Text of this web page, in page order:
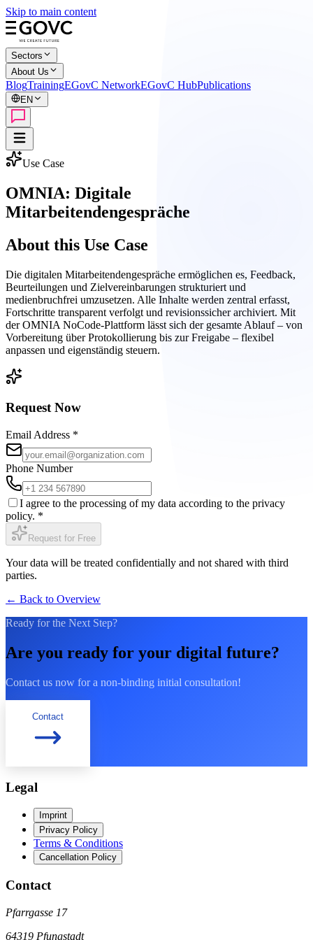
Skip to main content
Sectors
About Us
BlogTrainingEGovC NetworkEGovC HubPublications
EN
Use Case
OMNIA: Digitale
Mitarbeitendengespräche
About this Use Case
Die digitalen Mitarbeitendengespräche ermöglichen es, Feedback,
Beurteilungen und Zielvereinbarungen strukturiert und
medienbruchfrei umzusetzen. Alle Inhalte werden zentral erfasst,
Fortschritte transparent verfolgt und revisionssicher archiviert. Mit
der OMNIA NoCode-Plattform lässt sich der gesamte Ablauf – von
Vorbereitung über Protokollierung bis zur Freigabe – flexibel
anpassen und eigenständig steuern.
Request Now
Email Address *
Phone Number
I agree to the processing of my data according to the privacy
policy. *
Request for Free
Your data will be treated confidentially and not shared with third
parties.
← Back to Overview
Ready for the Next Step?
Are you ready for your digital future?
Contact us now for a non-binding initial consultation!
Contact
Legal
Imprint
Privacy Policy
Terms & Conditions
Cancellation Policy
Contact
Pfarrgasse 17
64319 Pfungstadt